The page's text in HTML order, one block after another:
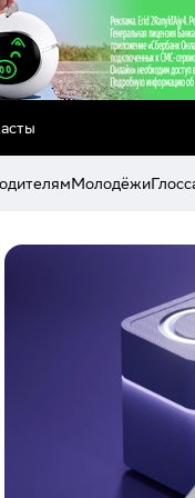
Молодёжи